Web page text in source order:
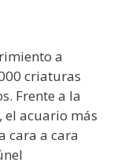
a
criaturas
Frente a la
el acuario más
cara a cara